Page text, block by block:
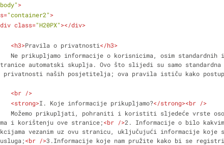
>
="container2">
div class="H20PX"></div>
<h3>Pravila o privatnosti</h3>
automatski skuplja. Ovo što slijedi su samo
privatnosti naših posjetitelja; ova pravila ističu kako
<br />
<strong>I. Koje informacije prikupljamo?</strong><br />
Možemo prikupljati, pohraniti i koristiti sljedeće
i korištenju ove stranice;<br />2. Informacije o bilo kakvim
vezanim uz ovu stranicu, uključujući informacije koje
<br />3.Informacije koje nam pružite kako bi se